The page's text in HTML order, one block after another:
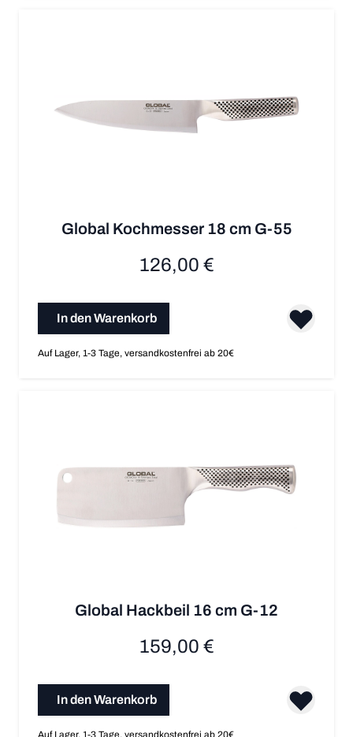
Global Kochmesser 18 cm G-55
126,00 €
In den Warenkorb
Auf Lager, 1-3 Tage, versandkostenfrei ab 20€
Global Hackbeil 16 cm G-12
159,00 €
In den Warenkorb
Auf Lager, 1-3 Tage, versandkostenfrei ab 20€